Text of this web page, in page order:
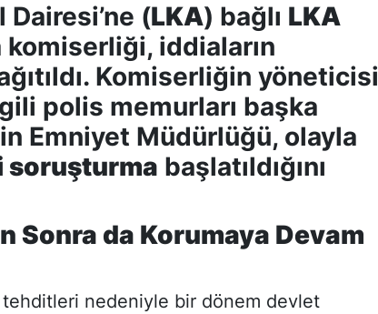
(LKA) bağlı LKA
komiserliği, iddiaların
Komiserliğin yöneticisi
polis memurları başka
Emniyet Müdürlüğü, olayla
soruşturma başlatıldığını
Sonra da Korumaya Devam
tehditleri nedeniyle bir dönem devlet